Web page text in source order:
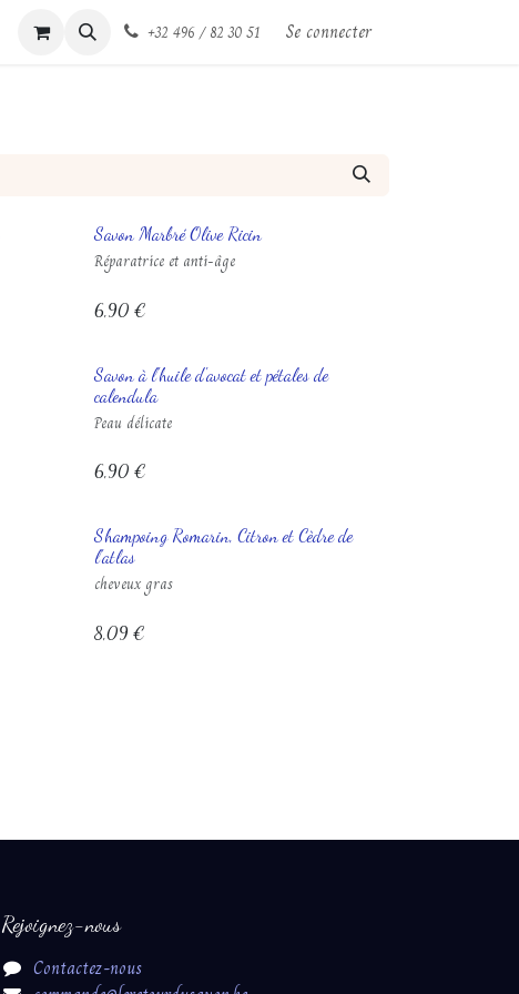
+32 496 / 82 30 51 Se connecter
Savon Marbré Olive Ricin
Réparatrice et anti-âge
6,90 €
Savon à l'huile d'avocat et pétales de
calendula
Peau délicate
6,90 €
Shampoing Romarin, Citron et Cèdre de
l'atlas
cheveux gras
8,09 €
Rejoignez-nous
Contactez-nous